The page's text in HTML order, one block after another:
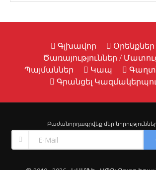
Գլխավոր
Օրենքներ
Ծառայություններ /
Պայմաններ
Կապ
Գրանցել
Բաժանորդագրվեք մեր